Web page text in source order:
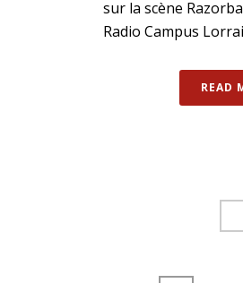
sur la scène
Radio Campus
READ